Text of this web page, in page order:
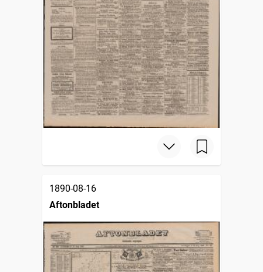
1890-08-16
Aftonbladet